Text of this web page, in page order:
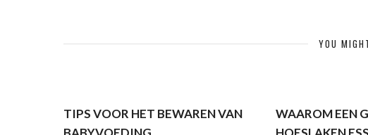
YOU
TIPS VOOR HET BEWAREN VAN
WAAROM EEN